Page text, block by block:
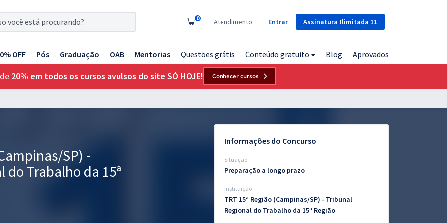
Assinatura Ilimitada 11
0 Atendimento Entrar
OFF Pós Graduação OAB Mentorias Questões grátis Conteúdo gratuito Blog Aprovados
20% em todos os cursos avulsos do site SÓ HOJE! Conhecer cursos
SP) -
do Trabalho da 15ª
Informações do Concurso
Situação
Preparação a longo prazo
Instituição
TRT 15ª Região (Campinas/SP) - Tribunal
Regional do Trabalho da 15ª Região